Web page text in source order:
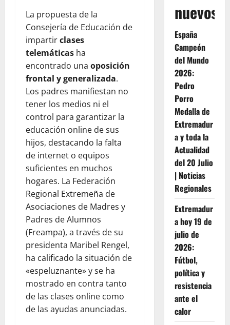
La propuesta de la
Consejería de Educación de
impartirclases
telemáticas ha
encontrado una oposición
frontal y generalizada.
Los padres manifiestan no
tener los medios ni el
control para garantizar la
educación online de sus
hijos, destacando la falta
de internet o equipos
suficientes en muchos
hogares. La Federación
Regional Extremeña de
Asociaciones de Madres y
Padres de Alumnos
(Freampa), a través de su
presidenta Maribel Rengel,
ha calificado la situación de
«espeluznante» y se ha
mostrado en contra tanto
de las clases online como
de las ayudas anunciadas.
nuevos
España
Campeón
del Mundo
2026:
Pedro
Porro
Medalla de
Extremadur
a y toda la
Actualidad
del 20 Julio
| Noticias
Regionales
Extremadur
a hoy 19 de
julio de
2026:
Fútbol,
política y
resistencia
ante el
calor